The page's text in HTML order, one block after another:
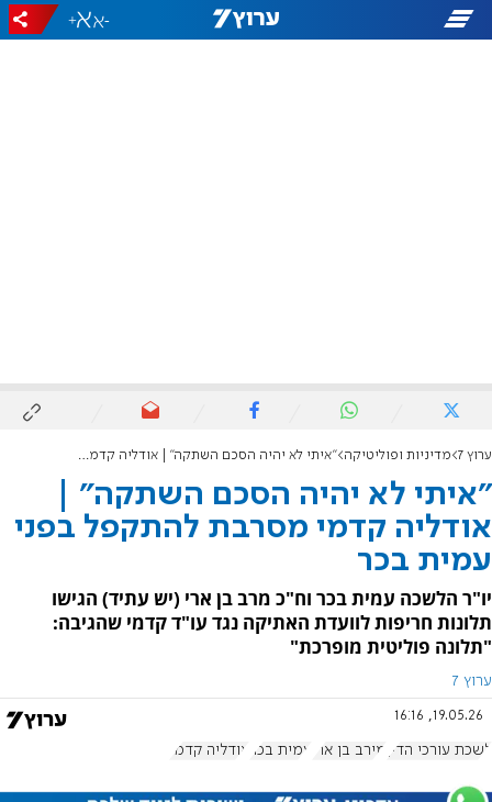
-
+
ערוץ 7 מדיניות ופוליטיקה "איתי לא יהיה הסכם השתקה" | אודליה קדמי מסרבת להתקפל בפני עמית בכר
"איתי לא יהיה הסכם השתקה" |
אודליה קדמי מסרבת להתקפל בפני
עמית בכר
יו"ר הלשכה עמית בכר וח"כ מרב בן ארי (יש עתיד) הגישו
תלונות חריפות לוועדת האתיקה נגד עו"ד קדמי שהגיבה:
"תלונה פוליטית מופרכת"
ערוץ 7
19.05.26, 16:16
לשכת עורכי הדין מירב בן ארי עמית בכר אודליה קדמי